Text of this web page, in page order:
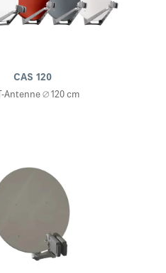
CAS 120
Antenne ∅ 120 cm